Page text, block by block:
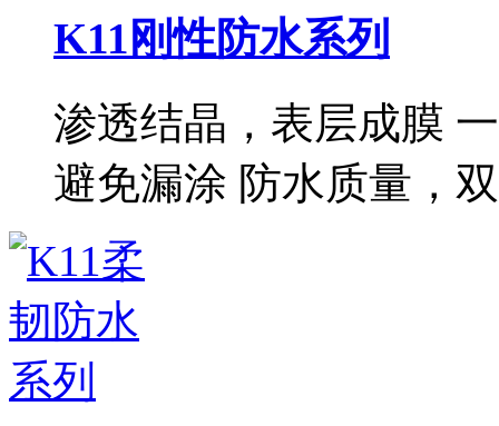
K11刚性防水系列
渗透结晶，表层成膜
避免漏涂 防水质量，